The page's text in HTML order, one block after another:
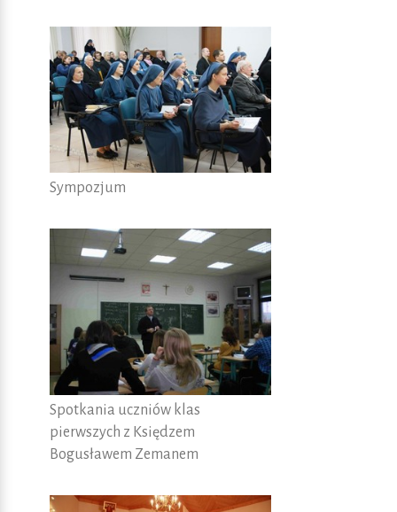
Sympozjum
Spotkania uczniów klas
pierwszych z Księdzem
Bogusławem Zemanem